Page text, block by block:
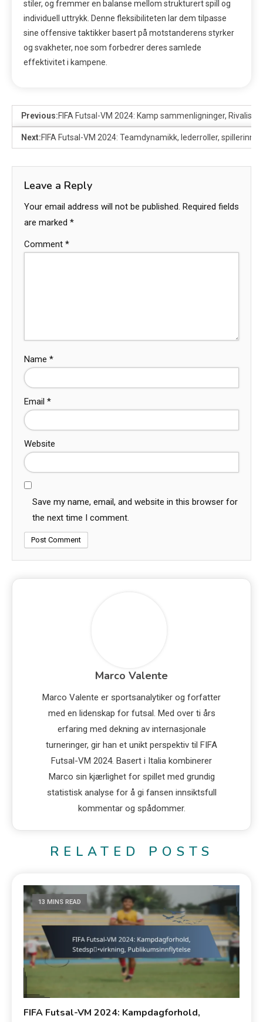
stiler, og fremmer en balanse mellom strukturert spill og
individuell uttrykk. Denne fleksibiliteten lar dem tilpasse
sine offensive taktikker basert på motstanderens styrker
og svakheter, noe som forbedrer deres samlede
effektivitet i kampene.
Previous:FIFA Futsal-VM 2024: Kamp sammenligninger,
Next:FIFA Futsal-VM 2024: Teamdynamikk, lederroller,
Leave a Reply
Your email address will not be published. Required fields
are marked *
Comment *
Name *
Email *
Website
Save my name, email, and website in this browser for
the next time I comment.
Marco Valente
Marco Valente er sportsanalytiker og forfatter
med en lidenskap for futsal. Med over ti års
erfaring med dekning av internasjonale
turneringer, gir han et unikt perspektiv til FIFA
Futsal-VM 2024. Basert i Italia kombinerer
Marco sin kjærlighet for spillet med grundig
statistisk analyse for å gi fansen innsiktsfull
kommentar og spådommer.
RELATED POSTS
13 MINS READ
FIFA Futsal-VM 2024: Kampdagforhold,